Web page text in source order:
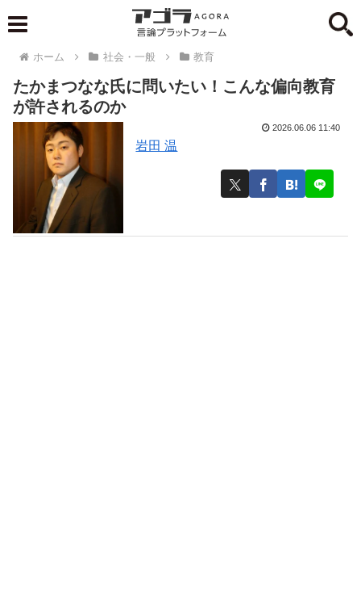
ホーム 社会・一般 教育
たかまつなな氏に問いたい！こんな偏向教育
が許されるのか
岩田 温
2026.06.06 11:40